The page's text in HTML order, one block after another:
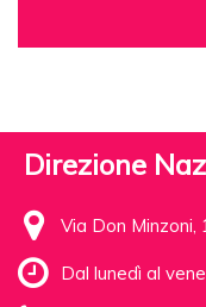
Direzione
Via Don
Dal lunedì al